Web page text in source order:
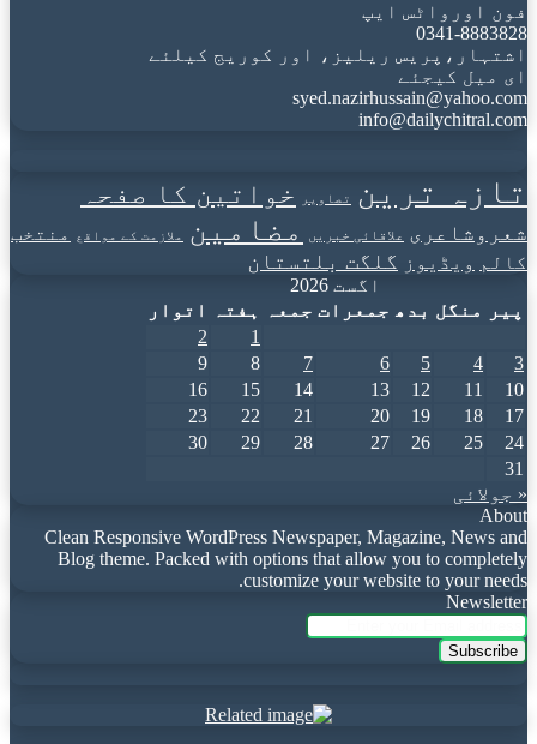
فون اورواٹس ایپ
0341-8883828
اشتہار،پریس ریلیز، اور کوریج کیلئے
ای میل کیجئے
syed.nazirhussain@yahoo.com
info@dailychitral.com
تازہ ترین تصاویر خواتین کا صفحہ
شعروشاعری علاقائی خبریں مضامین ملازمت کے مواقع
منتخب
کالم ویڈیوز گلگت بلتستان
اگست 2026
پیر
منگل بدھ جمعرات جمعہ ہفتہ
اتوار
1
2
3
4
5
6
7
8
9
10
11
12
13
14
15
16
17
18
19
20
21
22
23
24
25
26
27
28
29
30
31
« جولائی
About
Clean Responsive WordPress Newspaper, Magazine, News and
Blog theme. Packed with options that allow you to completely
customize your website to your needs.
Newsletter
Enter
your
Email